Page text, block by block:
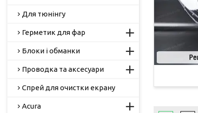
Для тюнінгу
Герметик для фар
Блоки і обманки
Проводка та аксесуари
Спрей для очистки екрану
Acura